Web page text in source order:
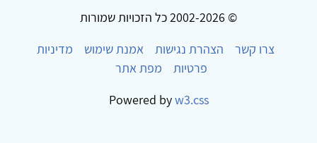
© 2002-2026 כל הזכויות שמורות
צרו קשר
הצהרת נגישות אמנת שימוש
מדיניות
פרטיות
מפת אתר
Powered byw3.css